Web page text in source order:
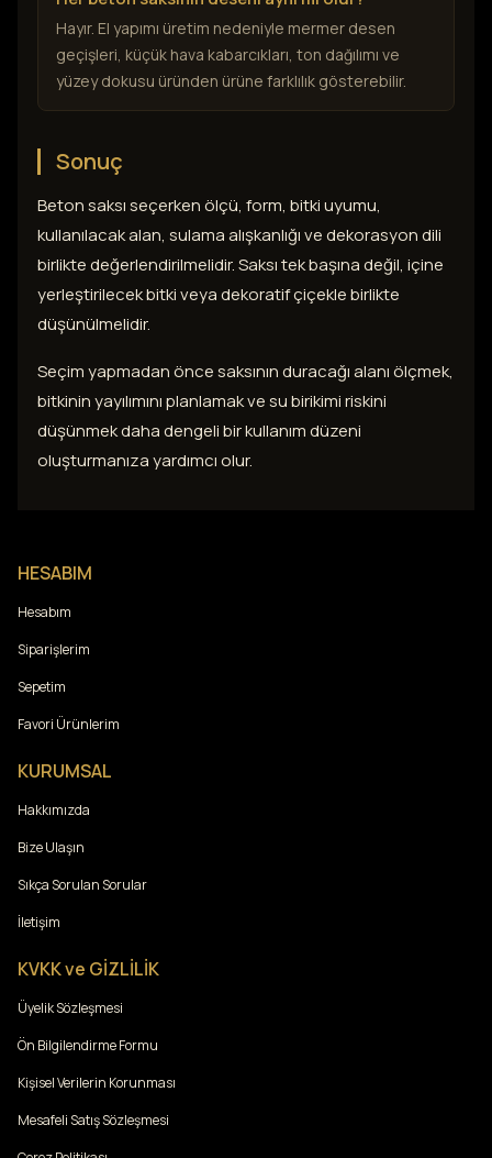
Hayır. El yapımı üretim nedeniyle mermer desen
geçişleri, küçük hava kabarcıkları, ton dağılımı ve
yüzey dokusu üründen ürüne farklılık gösterebilir.
Sonuç
Beton saksı seçerken ölçü, form, bitki uyumu,
kullanılacak alan, sulama alışkanlığı ve dekorasyon dili
birlikte değerlendirilmelidir. Saksı tek başına değil, içine
yerleştirilecek bitki veya dekoratif çiçekle birlikte
düşünülmelidir.
Seçim yapmadan önce saksının duracağı alanı ölçmek,
bitkinin yayılımını planlamak ve su birikimi riskini
düşünmek daha dengeli bir kullanım düzeni
oluşturmanıza yardımcı olur.
HESABIM
Hesabım
Siparişlerim
Sepetim
Favori Ürünlerim
KURUMSAL
Hakkımızda
Bize Ulaşın
Sıkça Sorulan Sorular
İletişim
KVKK ve GİZLİLİK
Üyelik Sözleşmesi
Ön Bilgilendirme Formu
Kişisel Verilerin Korunması
Mesafeli Satış Sözleşmesi